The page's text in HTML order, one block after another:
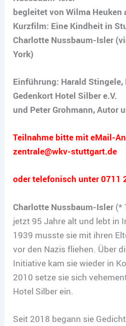
begleitet von Wilma Heuken
Kurzfilm: Eine Kindheit in
Charlotte Nussbaum-Isler
York)
Einführung: Harald
Gedenkort Hotel Silber e.V.
und Peter Grohmann, Autor
Teilnahme bitte mit eMail-
zentrale@wkv-stuttgart.de
oder telefonisch unter 0711
Charlotte Nussbaum-Isler (*
jetzt 95 Jahre alt und lebt in
1939 musste sie mit ihren
vor den Nazis fliehen. Über
Initiative kam sie wieder in
2010 setze sie sich
Hotel Silber ein.
Seit 2018 begann sie